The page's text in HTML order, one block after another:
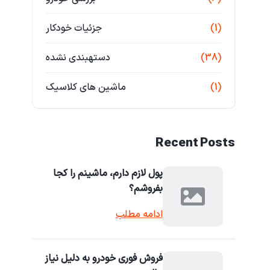
جزئیات خودکار (1)
دستهبندی نشده (38)
ماشین های کلاسیک (1)
Recent Posts
پول لازم دارم، ماشینم را کجا
بفروشم؟
ادامه مطلب
فروش فوری خودرو به دلیل نیاز